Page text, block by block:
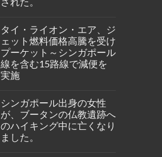
on
シ
ン
ガ
ポ
ー
ル
性
が
イ
ン
ド
ネ
タイ・ライオン・エア、ジ
ェット燃料価格高騰を受け
プーケット～シンガポール
線を含む15路線で減便を
実施
on
タ
イ・
ラ
イ
オ
シンガポール出身の女性
が、ブータンの仏教遺跡へ
のハイキング中に亡くなり
ました。